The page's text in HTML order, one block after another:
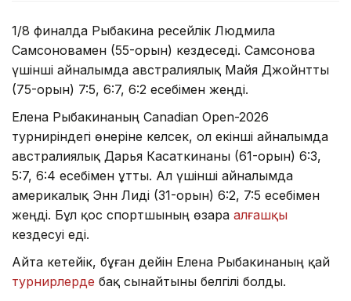
1/8 финалда Рыбакина ресейлік Людмила
Самсоновамен (55-орын) кездеседі. Самсонова
үшінші айналымда австралиялық Майя Джойнтты
(75-орын) 7:5, 6:7, 6:2 есебімен жеңді.
Елена Рыбакинаның Canadian Open-2026
турниріндегі өнеріне келсек, ол екінші айналымда
австралиялық Дарья Касаткинаны (61-орын) 6:3,
5:7, 6:4 есебімен ұтты. Ал үшінші айналымда
америкалық Энн Лиді (31-орын) 6:2, 7:5 есебімен
жеңді. Бұл қос спортшының өзара алғашқы
кездесуі еді.
Айта кетейік, бұған дейін Елена Рыбакинаның қай
турнирлерде бақ сынайтыны белгілі болды.